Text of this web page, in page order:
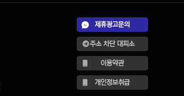
제휴광고문의
주소 차단 대피소
이용약관
개인정보취급